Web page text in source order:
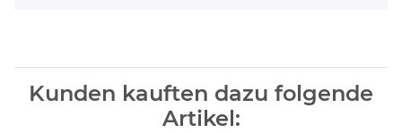
Kunden kauften dazu folgende
Artikel: